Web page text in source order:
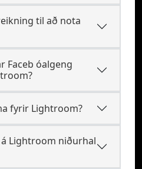
til að nota
Faceb óalgeng
fyrir Lightroom?
Lightroom niðurhal